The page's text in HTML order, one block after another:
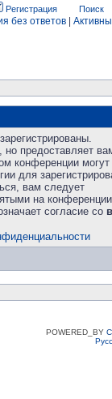
Регистрация Поиск
без ответов
но предоставляет
конференции
для
вам следует
на
согласие со
POWERED_BY